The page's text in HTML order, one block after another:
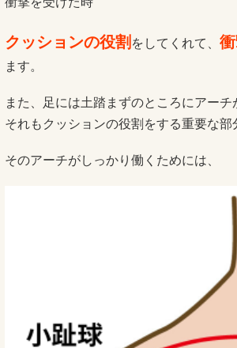
クッションの役割 をしてくれて、
ます。
また、足には土踏まずのところにアー
それもクッションの役割をする重要な部
そのアーチがしっかり働くためには、